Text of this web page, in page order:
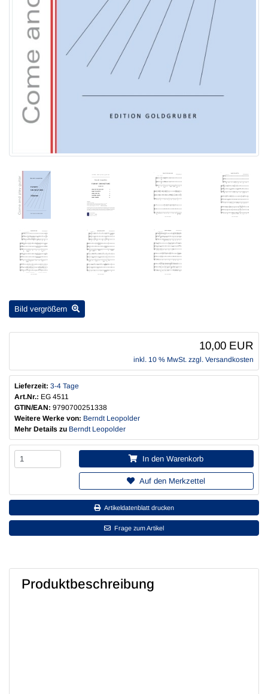
Bild vergrößern
10,00 EUR
inkl. 10 % MwSt. zzgl. Versandkosten
Lieferzeit: 3-4 Tage
Art.Nr.: EG 4511
GTIN/EAN: 9790700251338
Weitere Werke von: Berndt Leopolder
Mehr Details zu Berndt Leopolder
In den Warenkorb
Auf den Merkzettel
Artikeldatenblatt drucken
Frage zum Artikel
Produktbeschreibung